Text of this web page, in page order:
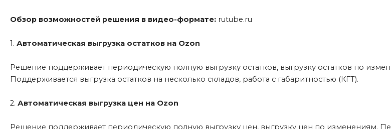
Обзор возможностей решения в видео-формате: rutube.ru
1. Автоматическая выгрузка остатков на Ozon
Решение поддерживает периодическую полную выгрузку остатков, выгрузку остатков по
Поддерживается выгрузка остатков на несколько складов, работа с габаритностью (КГТ).
2. Автоматическая выгрузка цен на Ozon
Решение поддерживает периодическую полную выгрузку цен, выгрузку цен по изменениям.